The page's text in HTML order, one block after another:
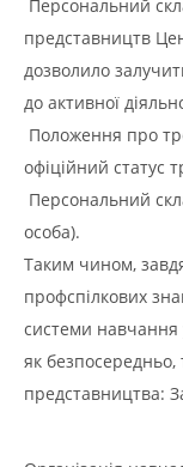
Персональний
представництв
дозволило
до активної
Положення про
офіційний статус
Персональний
особа).
Таким чином,
профспілкових
системи навчання
як безпосередньо,
представництва: